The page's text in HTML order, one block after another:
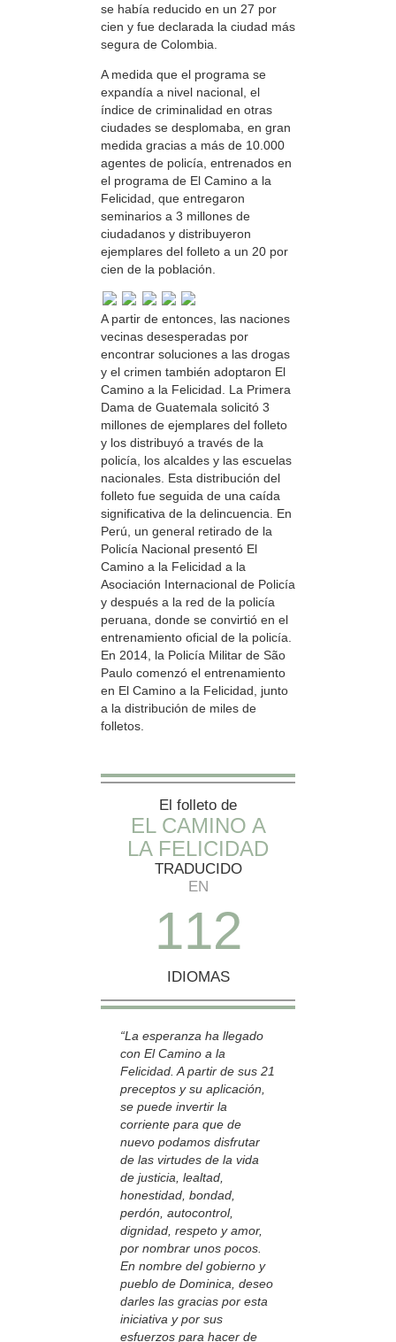
se había reducido en un 27 por
cien y fue declarada la ciudad más
segura de Colombia.
A medida que el programa se
expandía a nivel nacional, el
índice de criminalidad en otras
ciudades se desplomaba, en gran
medida gracias a más de 10.000
agentes de policía, entrenados en
el programa de El Camino a la
Felicidad, que entregaron
seminarios a 3 millones de
ciudadanos y distribuyeron
ejemplares del folleto a un 20 por
cien de la población.
A partir de entonces, las naciones
vecinas desesperadas por
encontrar soluciones a las drogas
y el crimen también adoptaron El
Camino a la Felicidad. La Primera
Dama de Guatemala solicitó 3
millones de ejemplares del folleto
y los distribuyó a través de la
policía, los alcaldes y las escuelas
nacionales. Esta distribución del
folleto fue seguida de una caída
significativa de la delincuencia. En
Perú, un general retirado de la
Policía Nacional presentó El
Camino a la Felicidad a la
Asociación Internacional de Policía
y después a la red de la policía
peruana, donde se convirtió en el
entrenamiento oficial de la policía.
En 2014, la Policía Militar de São
Paulo comenzó el entrenamiento
en El Camino a la Felicidad, junto
a la distribución de miles de
folletos.
El folleto de
EL CAMINO A
LA FELICIDAD
TRADUCIDO
EN
112
IDIOMAS
“La esperanza ha llegado
con El Camino a la
Felicidad. A partir de sus 21
preceptos y su aplicación,
se puede invertir la
corriente para que de
nuevo podamos disfrutar
de las virtudes de la vida
de justicia, lealtad,
honestidad, bondad,
perdón, autocontrol,
dignidad, respeto y amor,
por nombrar unos pocos.
En nombre del gobierno y
pueblo de Dominica, deseo
darles las gracias por esta
iniciativa y por sus
esfuerzos para hacer de